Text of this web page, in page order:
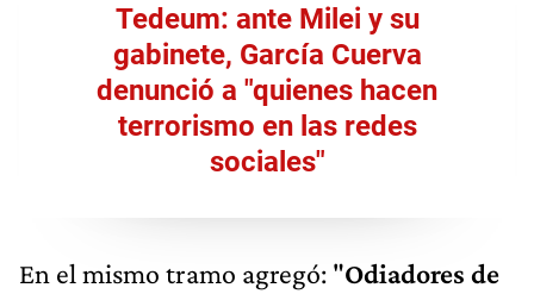
Tedeum: ante Milei y su
gabinete, García Cuerva
denunció a "quienes hacen
terrorismo en las redes
sociales"
En el mismo tramo agregó: "Odiadores de